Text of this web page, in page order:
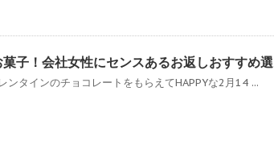
子！会社女性にセンスあるお返しおすすめ選
ンタインのチョコレートをもらえてHAPPYな2月14 ...